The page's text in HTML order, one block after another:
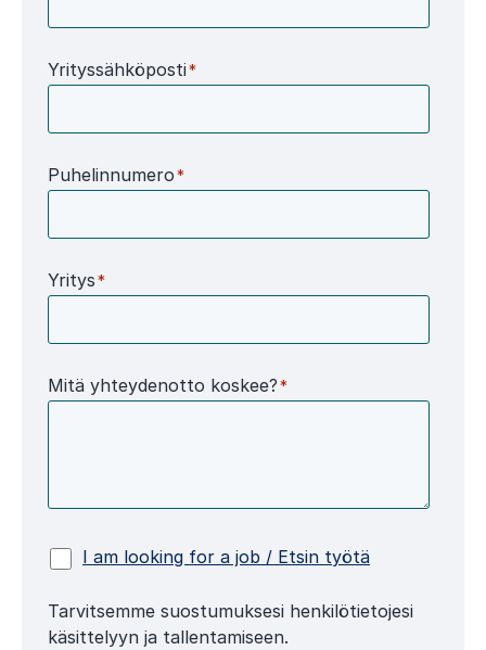
Yrityssähköposti*
Puhelinnumero*
Yritys*
Mitä yhteydenotto koskee?*
I am looking for a job / Etsin työtä
Tarvitsemme suostumuksesi henkilötietojesi
käsittelyyn ja tallentamiseen.